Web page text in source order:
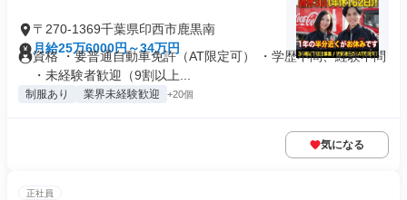
〒270-1369千葉県印西市鹿黒南
月給25万6000円～34万円
資格 ・要普通自動車免許（AT限定可） ・学歴不問、経験不問
・未経験者歓迎（9割以上...
制服あり 業界未経験歓迎 +20個
気になる
正社員